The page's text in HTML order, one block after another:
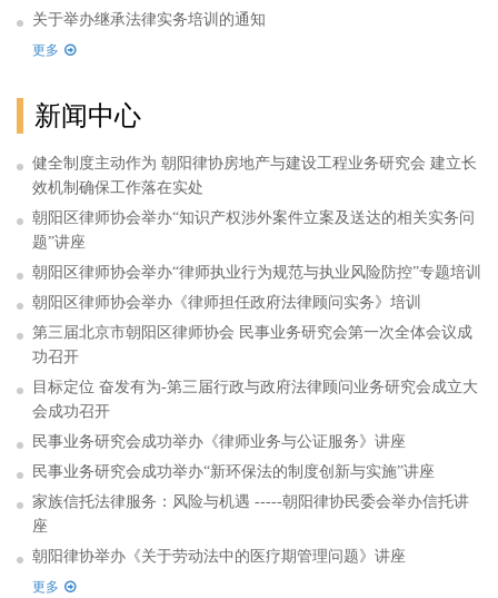
关于举办继承法律实务培训的通知
更多
新闻中心
健全制度主动作为 朝阳律协房地产与建设工程业务研究会 建立长
效机制确保工作落在实处
朝阳区律师协会举办“知识产权涉外案件立案及送达的相关实务问
题”讲座
朝阳区律师协会举办“律师执业行为规范与执业风险防控”专题培训
朝阳区律师协会举办《律师担任政府法律顾问实务》培训
第三届北京市朝阳区律师协会 民事业务研究会第一次全体会议成
功召开
目标定位 奋发有为-第三届行政与政府法律顾问业务研究会成立大
会成功召开
民事业务研究会成功举办《律师业务与公证服务》讲座
民事业务研究会成功举办“新环保法的制度创新与实施”讲座
家族信托法律服务：风险与机遇 -----朝阳律协民委会举办信托讲
座
朝阳律协举办《关于劳动法中的医疗期管理问题》讲座
更多